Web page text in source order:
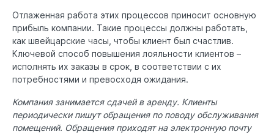
Отлаженная работа этих процессов приносит основную
прибыль компании. Такие процессы должны работать,
как швейцарские часы, чтобы клиент был счастлив.
Ключевой способ повышения лояльности клиентов –
исполнять их заказы в срок, в соответствии с их
потребностями и превосходя ожидания.
Компания занимается сдачей в аренду. Клиенты
периодически пишут обращения по поводу обслуживания
помещений. Обращения приходят на электронную почту